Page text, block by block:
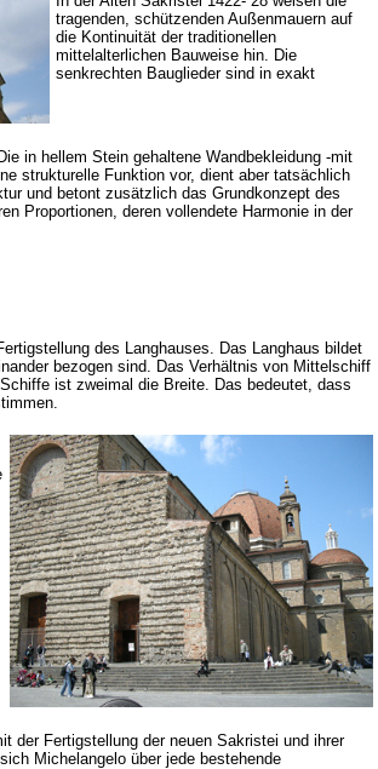
tragenden, schützenden Außenmauern auf
die Kontinuität der traditionellen
mittelalterlichen Bauweise hin. Die
senkrechten Bauglieder sind in exakt
in hellem Stein gehaltene Wandbekleidung -mit
strukturelle Funktion vor, dient aber tatsächlich
und betont zusätzlich das Grundkonzept des
Proportionen, deren vollendete Harmonie in der
des Langhauses. Das Langhaus bildet
bezogen sind. Das Verhältnis von Mittelschiff
ist zweimal die Breite. Das bedeutet, dass
der Fertigstellung der neuen Sakristei und ihrer
Michelangelo über jede bestehende